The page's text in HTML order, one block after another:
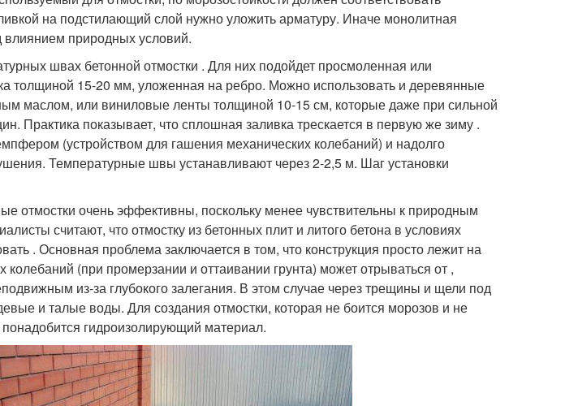
на подстилающий слой нужно уложить арматуру. Иначе монолитная
влиянием природных условий.
швах бетонной отмостки . Для них подойдет просмоленная или
толщиной 15-20 мм, уложенная на ребро. Можно использовать и деревянные
маслом, или виниловые ленты толщиной 10-15 см, которые даже при сильной
Практика показывает, что сплошная заливка трескается в первую же зиму .
(устройством для гашения механических колебаний) и надолго
Температурные швы устанавливают через 2-2,5 м. Шаг установки
отмостки очень эффективны, поскольку менее чувствительны к природным
считают, что отмостку из бетонных плит и литого бетона в условиях
. Основная проблема заключается в том, что конструкция просто лежит на
колебаний (при промерзании и оттаивании грунта) может отрываться от ,
из-за глубокого залегания. В этом случае через трещины и щели под
и талые воды. Для создания отмостки, которая не боится морозов и не
гидроизолирующий материал.